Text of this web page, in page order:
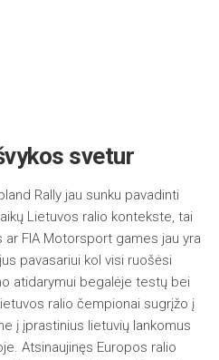
svetur
Rally jau sunku pavadinti
Lietuvos ralio kontekste, tai
ar FIA Motorsport games jau yra
pavasariui kol visi ruošėsi
atidarymui begalėje testų bei
ralio čempionai sugrįžo į
į įprastinius lietuvių lankomus
Atsinaujinęs Europos ralio